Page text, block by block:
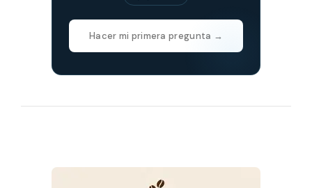
Hacer mi primera pregunta →